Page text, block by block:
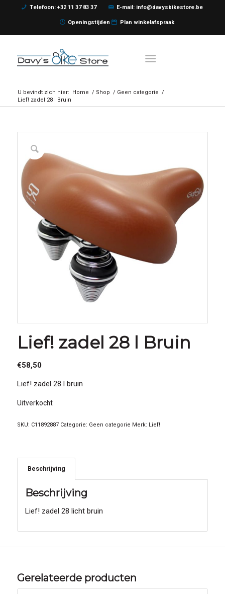
Telefoon: +32 11 37 83 37 E-mail: info@davysbikestore.be
Openingstijden Plan winkelafspraak
U bevindt zich hier: Home / Shop / Geen categorie /
Lief! zadel 28 l Bruin
Lief! zadel 28 l Bruin
€58,50
Lief! zadel 28 l bruin
Uitverkocht
SKU: C11892887 Categorie: Geen categorie Merk: Lief!
Beschrijving
Beschrijving
Lief! zadel 28 licht bruin
Gerelateerde producten